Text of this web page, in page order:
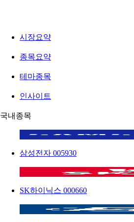
시장요약
종목요약
테마종목
인사이트
국내종목
삼성전자 005930
SK하이닉스 000660